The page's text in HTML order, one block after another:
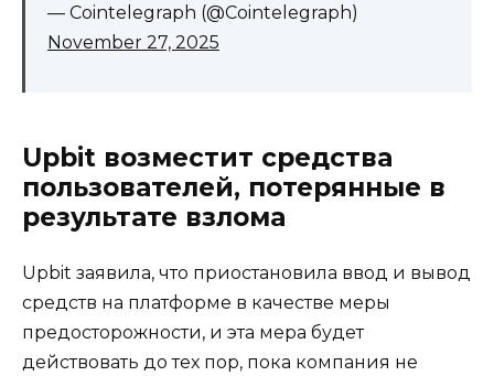
— Cointelegraph (@Cointelegraph)
November 27, 2025
Upbit возместит средства
пользователей, потерянные в
результате взлома
Upbit заявила, что приостановила ввод и вывод
средств на платформе в качестве меры
предосторожности, и эта мера будет
действовать до тех пор, пока компания не